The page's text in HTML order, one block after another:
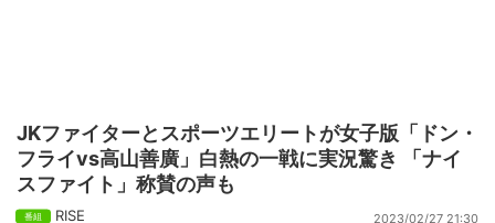
JKファイターとスポーツエリートが女子版「ドン・
フライvs高山善廣」白熱の一戦に実況驚き 「ナイ
スファイト」称賛の声も
RISE 2023/02/27 21:30